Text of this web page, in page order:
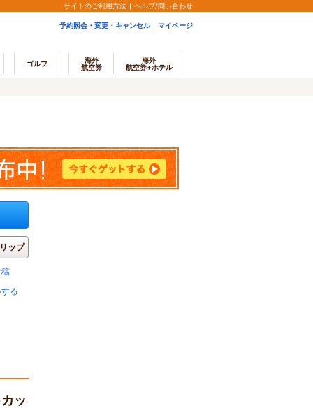
サイトのご利用方法 ヘルプ/問い合わせ
予約照会・変更・キャンセル マイページ
ゴルフ
海外
航空券
海外
航空券+ホテル
ップ
る
ッ